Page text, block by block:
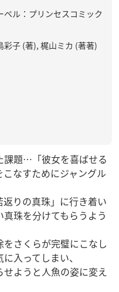
ベル：プリンセスコミック
彩子 (著), 梶山ミカ (著著)
課題…「彼女を喜ばせる
なすためにジャングル
りの真珠」に行き着い
珠を分けてもらうよう
さくらが完璧にこなし
入ってしまい、
ようと人魚の姿に変え